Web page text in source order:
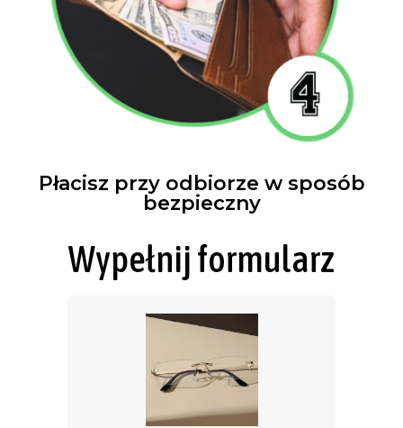
Płacisz przy odbiorze w sposób
bezpieczny
Wypełnij formularz